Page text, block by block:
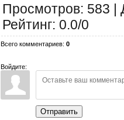
Просмотров: 583 |
Рейтинг: 0.0/0
Всего комментариев: 0
Войдите:
Отправить